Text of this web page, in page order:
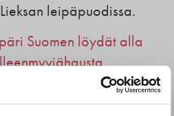
leipäpuodissa.
Suomen löydät alla
jälleenmyyjää alla